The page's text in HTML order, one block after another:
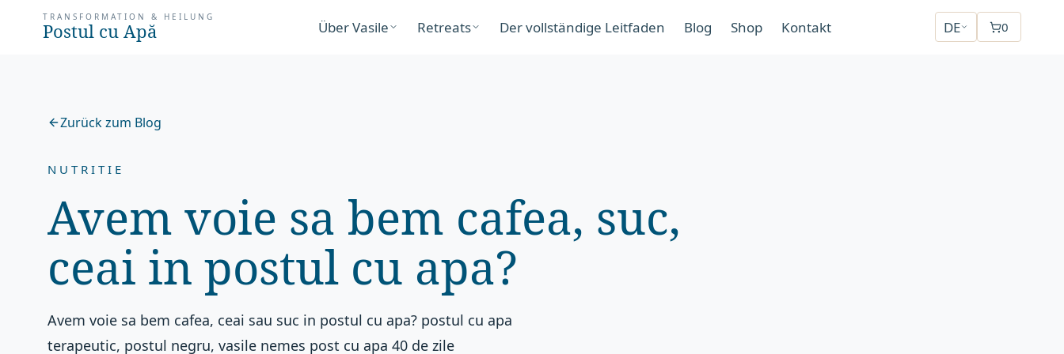
TRANSFORMATION & HEILUNG
Postul cu Apă Über Vasile Retreats Der vollständige Leitfaden Blog Shop Kontakt DE 0
Zurück zum Blog
NUTRITIE
Avem voie sa bem cafea, suc,
ceai in postul cu apa?
Avem voie sa bem cafea, ceai sau suc in postul cu apa? postul cu apa
terapeutic, postul negru, vasile nemes post cu apa 40 de zile